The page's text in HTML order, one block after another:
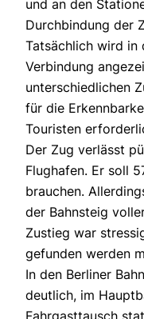
und an den
Durchbindung der
Tatsächlich wird in
Verbindung
unterschiedlichen
für die
Touristen
Der Zug verlässt
Flughafen. Er soll
brauchen.
der Bahnsteig
Zustieg war
gefunden werden
In den Berliner
deutlich, im
Fahrgasttausch